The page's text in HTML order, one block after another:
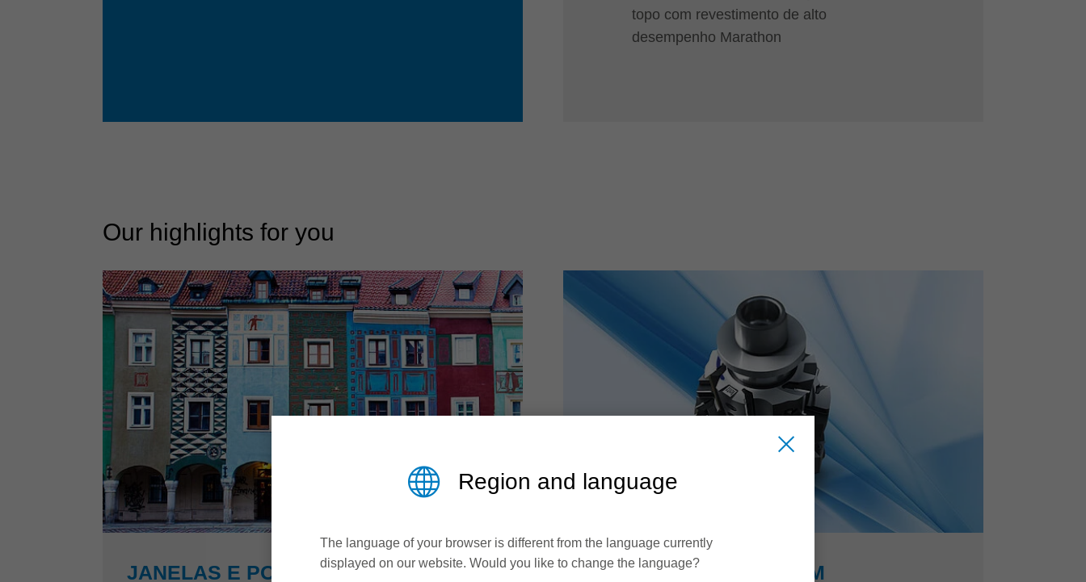
topo com revestimento de alto
desempenho Marathon
Our highlights for you
JANELAS E PORTAS EXTERNAS PROFILCUT Q PREMIUM
Region and language
The language of your browser is different from the language currently
displayed on our website. Would you like to change the language?